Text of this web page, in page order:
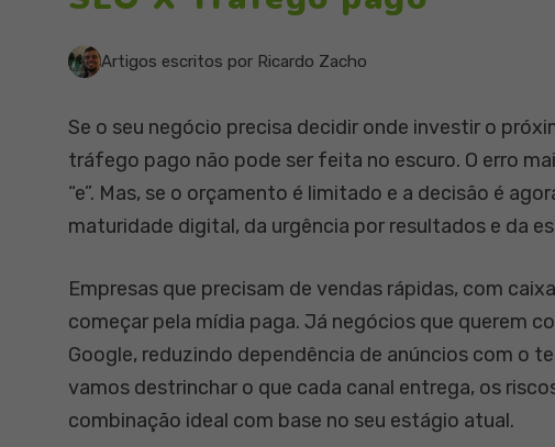
Artigos escritos por Ricardo Zacho
Se o seu negócio precisa decidir onde investir o
tráfego pago não pode ser feita no escuro. O erro
“e”. Mas, se o orçamento é limitado e a decisão é
maturidade digital, da urgência por resultados e da
Empresas que precisam de vendas rápidas, com
começar pela mídia paga. Já negócios que querem
Google, reduzindo dependência de anúncios com o
vamos destrinchar o que cada canal entrega, os
combinação ideal com base no seu estágio atual.